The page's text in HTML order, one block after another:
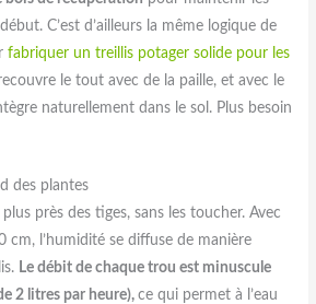
C’est d’ailleurs la même logique de
fabriquer un treillis potager solide pour les
le tout avec de la paille, et avec le
naturellement dans le sol. Plus besoin
des plantes
plus près des tiges, sans les toucher. Avec
cm, l’humidité se diffuse de manière
Le débit de chaque trou est minuscule
2 litres par heure),ce qui permet à l’eau